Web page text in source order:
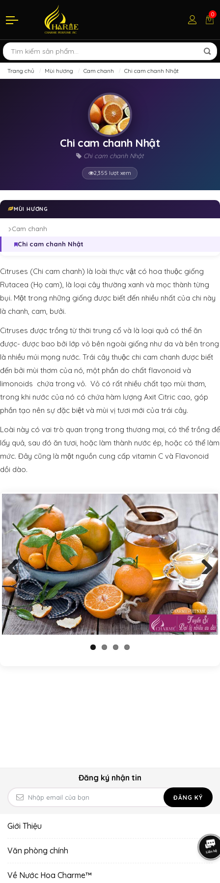
0
Trang chủ Mùi hương Cam chanh Chi cam chanh Nhật
Chi cam chanh Nhật
Chi cam chanh Nhật
2,355 lượt xem
MÙI HƯƠNG
Cam chanh
Chi cam chanh Nhật
Citruses (Chi cam chanh) là loài thực vật có hoa thuộc giống
Rutacea (Họ cam), là loại cây thường xanh và mọc thành từng
bụi. Một trong những giống được biết đến nhiều nhất của chi này
là chanh, cam, bưởi.
Citruses được trồng từ thời trung cổ và là loại quả có thể ăn
được- được bao bởi lớp vỏ bên ngoài giống như da và bên trong
là nhiều múi mọng nước. Trái cây thuộc chi cam chanh được biết
đến bởi mùi thơm của nó, một phần do chất flavonoid và
limonoids chứa trong vỏ. Vỏ có rất nhiều chất tạo mùi thơm,
trong khi nước của nó có chứa hàm lượng Axit Citric cao, góp
phần tạo nên sự đặc biệt và mùi vị tươi mới của trái cây.
Loài này có vai trò quan trọng trong thương mại, có thể trồng để
lấy quả, sau đó ăn tươi, hoặc làm thành nước ép, hoặc có thể làm
mức. Đây cũng là một nguồn cung cấp vitamin C và Flavonoid
dồi dào.
Previous Next
Đăng ký nhận tin
ĐĂNG KÝ
Giới Thiệu
Văn phòng chính
Về Nước Hoa Charme™